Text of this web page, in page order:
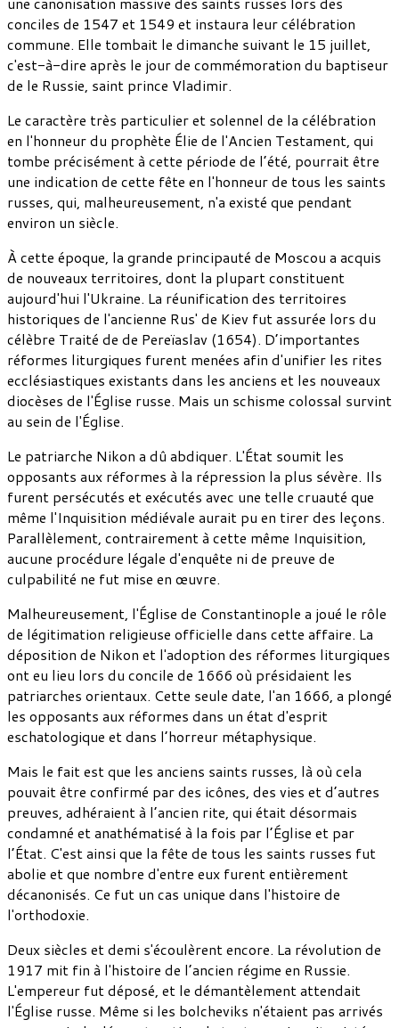
conciles de 1547 et 1549 et instaura leur célébration
commune. Elle tombait le dimanche suivant le 15 juillet,
c'est-à-dire après le jour de commémoration du baptiseur
de le Russie, saint prince Vladimir.
Le caractère très particulier et solennel de la célébration
en l'honneur du prophète Élie de l'Ancien Testament, qui
tombe précisément à cette période de l’été, pourrait être
une indication de cette fête en l'honneur de tous les saints
russes, qui, malheureusement, n'a existé que pendant
environ un siècle.
À cette époque, la grande principauté de Moscou a acquis
de nouveaux territoires, dont la plupart constituent
aujourd'hui l'Ukraine. La réunification des territoires
historiques de l'ancienne Rus' de Kiev fut assurée lors du
célèbre Traité de de Pereïaslav (1654). D’importantes
réformes liturgiques furent menées afin d'unifier les rites
ecclésiastiques existants dans les anciens et les nouveaux
diocèses de l'Église russe. Mais un schisme colossal survint
au sein de l'Église.
Le patriarche Nikon a dû abdiquer. L'État soumit les
opposants aux réformes à la répression la plus sévère. Ils
furent persécutés et exécutés avec une telle cruauté que
même l'Inquisition médiévale aurait pu en tirer des leçons.
Parallèlement, contrairement à cette même Inquisition,
aucune procédure légale d'enquête ni de preuve de
culpabilité ne fut mise en œuvre.
Malheureusement, l'Église de Constantinople a joué le rôle
de légitimation religieuse officielle dans cette affaire. La
déposition de Nikon et l'adoption des réformes liturgiques
ont eu lieu lors du concile de 1666 où présidaient les
patriarches orientaux. Cette seule date, l'an 1666, a plongé
les opposants aux réformes dans un état d'esprit
eschatologique et dans l’horreur métaphysique.
Mais le fait est que les anciens saints russes, là où cela
pouvait être confirmé par des icônes, des vies et d’autres
preuves, adhéraient à l’ancien rite, qui était désormais
condamné et anathématisé à la fois par l’Église et par
l’État. C'est ainsi que la fête de tous les saints russes fut
abolie et que nombre d'entre eux furent entièrement
décanonisés. Ce fut un cas unique dans l'histoire de
l'orthodoxie.
Deux siècles et demi s'écoulèrent encore. La révolution de
1917 mit fin à l'histoire de l’ancien régime en Russie.
L'empereur fut déposé, et le démantèlement attendait
l'Église russe. Même si les bolcheviks n'étaient pas arrivés